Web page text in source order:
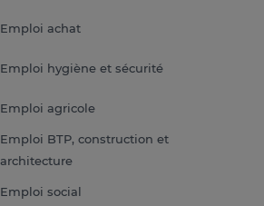
Emploi achat
Emploi hygiène et sécurité
Emploi agricole
Emploi BTP, construction et
architecture
Emploi social